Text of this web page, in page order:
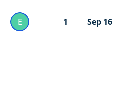
E 1 Sep 16